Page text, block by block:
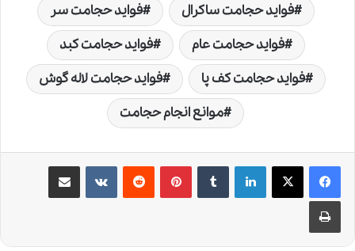
فواید حجامت ساکرال
فواید حجامت سر
فواید حجامت عام
فواید حجامت کبد
فواید حجامت کف پا
فواید حجامت لاله گوش
موانع انجام حجامت
لینکدین ‫تامبلر ‫پین‌ترست‫رددیت ‫VKontakteاشتراک گذاری از طریق ایمیل
چاپ